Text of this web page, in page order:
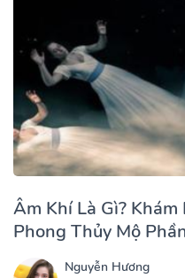
Âm Khí Là Gì?
Phong Thủy Mộ
Nguyễn Hương